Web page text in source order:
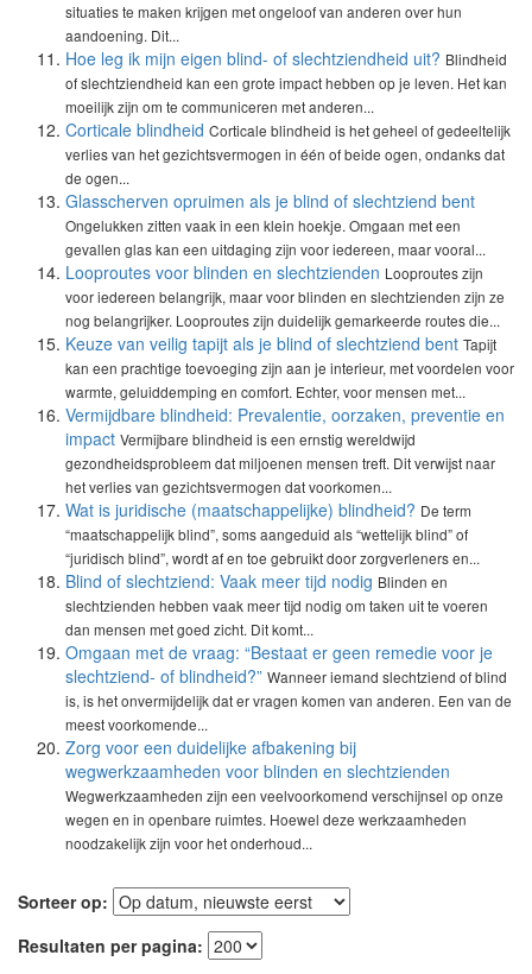
situaties te maken krijgen met ongeloof van anderen over hun
aandoening. Dit...
Hoe leg ik mijn eigen blind- of slechtziendheid uit? Blindheid
of slechtziendheid kan een grote impact hebben op je leven. Het kan
moeilijk zijn om te communiceren met anderen...
Corticale blindheid Corticale blindheid is het geheel of gedeeltelijk
verlies van het gezichtsvermogen in één of beide ogen, ondanks dat
de ogen...
Glasscherven opruimen als je blind of slechtziend bent
Ongelukken zitten vaak in een klein hoekje. Omgaan met een
gevallen glas kan een uitdaging zijn voor iedereen, maar vooral...
Looproutes voor blinden en slechtzienden Looproutes zijn
voor iedereen belangrijk, maar voor blinden en slechtzienden zijn ze
nog belangrijker. Looproutes zijn duidelijk gemarkeerde routes die...
Keuze van veilig tapijt als je blind of slechtziend bent Tapijt
kan een prachtige toevoeging zijn aan je interieur, met voordelen voor
warmte, geluiddemping en comfort. Echter, voor mensen met...
Vermijdbare blindheid: Prevalentie, oorzaken, preventie en
impact Vermijbare blindheid is een ernstig wereldwijd
gezondheidsprobleem dat miljoenen mensen treft. Dit verwijst naar
het verlies van gezichtsvermogen dat voorkomen...
Wat is juridische (maatschappelijke) blindheid? De term
“maatschappelijk blind”, soms aangeduid als “wettelijk blind” of
“juridisch blind”, wordt af en toe gebruikt door zorgverleners en...
Blind of slechtziend: Vaak meer tijd nodig Blinden en
slechtzienden hebben vaak meer tijd nodig om taken uit te voeren
dan mensen met goed zicht. Dit komt...
Omgaan met de vraag: “Bestaat er geen remedie voor je
slechtziend- of blindheid?” Wanneer iemand slechtziend of blind
is, is het onvermijdelijk dat er vragen komen van anderen. Een van de
meest voorkomende...
Zorg voor een duidelijke afbakening bij
wegwerkzaamheden voor blinden en slechtzienden
Wegwerkzaamheden zijn een veelvoorkomend verschijnsel op onze
wegen en in openbare ruimtes. Hoewel deze werkzaamheden
noodzakelijk zijn voor het onderhoud...
Sorteer op:
Resultaten per pagina: